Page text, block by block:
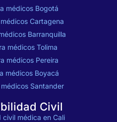
médicos Bogotá
Cartagena
Barranquilla
médicos Tolima
médicos Pereira
médicos Boyacá
Santander
Civil
civil médica en Cali